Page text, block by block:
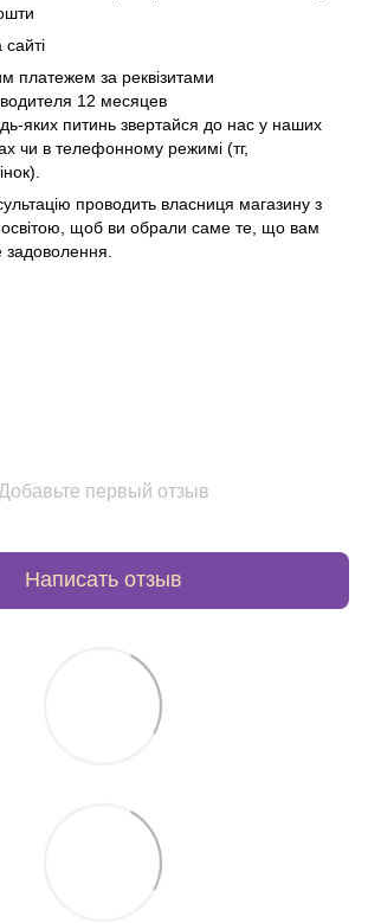
платежем за реквізитами
12 месяцев
яких питинь звертайся до нас у наших
чи в телефонному режимі (тг,
проводить власниця магазину з
щоб ви обрали саме те, що вам
задоволення.
Добавьте первый отзыв
Написать отзыв